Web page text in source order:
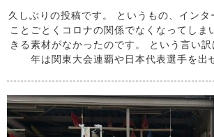
久しぶりの投稿です。 というもの、インタ
ことごとくコロナの関係でなくなってしま
きる素材がなかったのです。 という言い
年は関東大会連覇や日本代表選手を